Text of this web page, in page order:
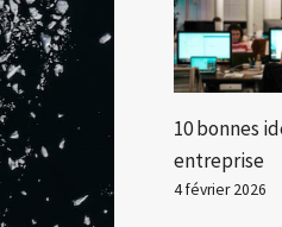
10 bonnes
entreprise
4 février 2026